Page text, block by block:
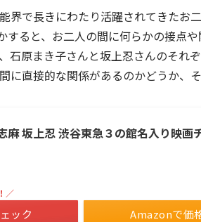
界で長きにわたり活躍されてきたお
すると、お二人の間に何らかの接点
石原まき子さんと坂上忍さんのそれ
直接的な関係があるのかどうか、そ
麻 坂上忍 渋谷東急３の館名入り映画
Amazonで価
／
ック